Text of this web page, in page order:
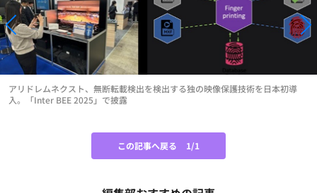
アリドレムネクスト、無断転載検出を検出する独の映像保護技術を日本初導
入。「Inter BEE 2025」で披露
この記事へ戻る 1/1